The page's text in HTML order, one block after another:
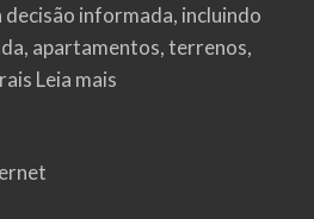
informada, incluindo
apartamentos, terrenos,
Leia mais